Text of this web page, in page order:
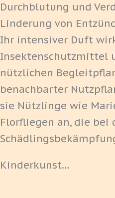
Durchblutung und
Linderung von
Ihr intensiver Duft
Insektenschutzmittel
nützlichen
benachbarter
sie Nützlinge wie
Florfliegen an, die bei
Kinderkunst…